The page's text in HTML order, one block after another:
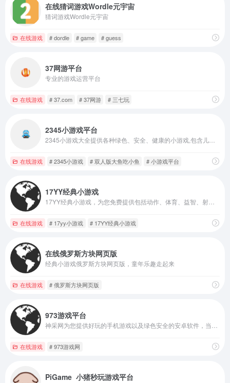
在线猜词游戏Wordle元宇宙
猜词游戏Wordle元宇宙
在线游戏 # dordle # game # guess
37网游平台
专业的游戏运营平台
在线游戏 # 37.com # 37网游 # 三七玩
2345小游戏平台
在线游戏 # 2345小游戏 # 双人版大鱼吃小鱼 # 小游戏平台
17YY经典小游戏
在线游戏 # 17yy小游戏 # 17YY经典小游戏
在线俄罗斯方块网页版
经典小游戏俄罗斯方块网页版，童年乐趣走起来
在线游戏 # 俄罗斯方块网页版
973游戏平台
在线游戏 # 973游戏网
PiGame ️ 小猪秒玩游戏平台